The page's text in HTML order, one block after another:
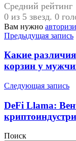
Средний рейтинг
0 из 5 звезд. 0
Вам нужно
Навигация
по
записям
Предыдущая запись
Какие
корзин у
Следующая запись
DeFi Llama:
Поиск